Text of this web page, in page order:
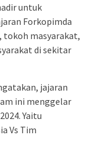
untuk
Forkopimda
tokoh masyarakat,
di sekitar
jajaran
ini menggelar
Yaitu
Vs Tim